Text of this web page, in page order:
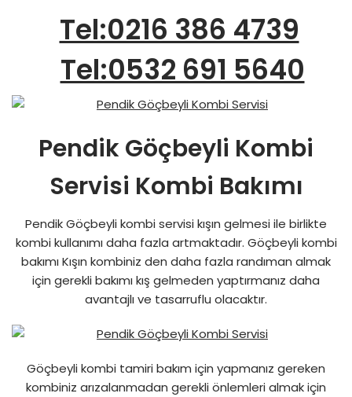
Tel:0216 386 4739
Tel:0532 691 5640
Pendik Göçbeyli Kombi
Servisi Kombi Bakımı
Pendik Göçbeyli kombi servisi kışın gelmesi ile birlikte
kombi kullanımı daha fazla artmaktadır. Göçbeyli kombi
bakımı Kışın kombiniz den daha fazla randıman almak
için gerekli bakımı kış gelmeden yaptırmanız daha
avantajlı ve tasarruflu olacaktır.
Göçbeyli kombi tamiri bakım için yapmanız gereken
kombiniz arızalanmadan gerekli önlemleri almak için